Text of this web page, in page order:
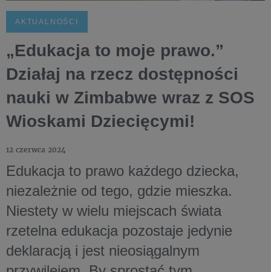
AKTUALNOŚCI
„Edukacja to moje prawo.”
Działaj na rzecz dostępności
nauki w Zimbabwe wraz z SOS
Wioskami Dziecięcymi!
12 czerwca 2024
Edukacja to prawo każdego dziecka,
niezależnie od tego, gdzie mieszka.
Niestety w wielu miejscach świata
rzetelna edukacja pozostaje jedynie
deklaracją i jest nieosiągalnym